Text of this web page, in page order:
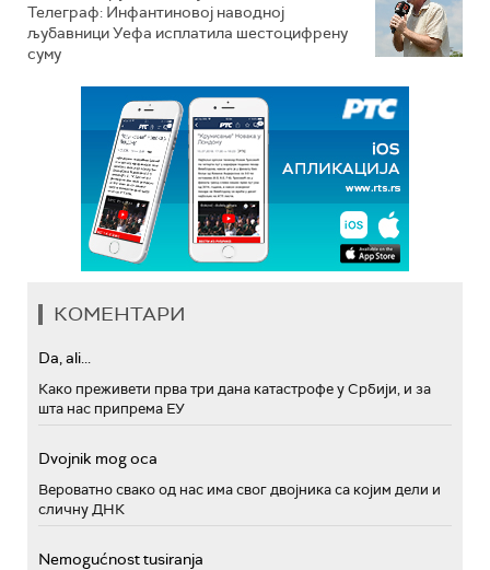
Телеграф: Инфантиновој наводној
љубавници Уефа исплатила шестоцифрену
суму
КОМЕНТАРИ
Da, ali...
Како преживети прва три дана катастрофе у Србији, и за
шта нас припрема ЕУ
Dvojnik mog oca
Вероватно свако од нас има свог двојника са којим дели и
сличну ДНК
Nemogućnost tusiranja